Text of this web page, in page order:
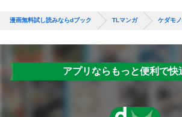
漫画無料試し読みならdブック TLマンガ ケダモ
アプリならもっと便利で快